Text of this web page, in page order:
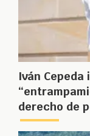
Iván
derecho de